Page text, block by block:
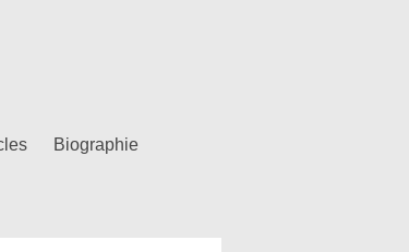
Biographie